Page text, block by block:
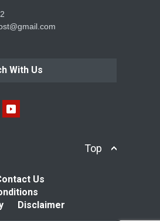
With Us
Top
Us
Disclaimer